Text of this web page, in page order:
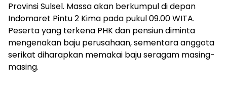
Provinsi Sulsel. Massa akan berkumpul di depan
Indomaret Pintu 2 Kima pada pukul 09.00 WITA.
Peserta yang terkena PHK dan pensiun diminta
mengenakan baju perusahaan, sementara anggota
serikat diharapkan memakai baju seragam masing-
masing.